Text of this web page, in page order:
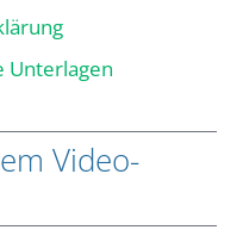
Unterlagen
Video-